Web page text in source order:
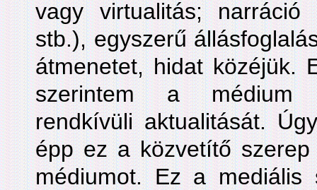
vagy virtualitás; narráció
stb.), egyszerű
átmenetet, hidat közéjük.
szerintem a médium
rendkívüli aktualitását.
épp ez a közvetítő
médiumot. Ez a mediális